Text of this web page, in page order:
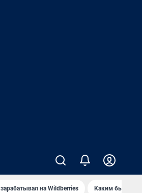
на Wildberries Каким было